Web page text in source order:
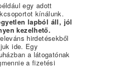
egy adott
kínálunk.
lapból áll, jól
kezelhető.
hirdetésekből
ide. Egy
a látogatónak
a fizetési